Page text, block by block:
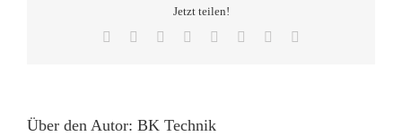
Jetzt teilen!
Facebook Reddit LinkedIn
TumblrPinterest
Über den Autor: BK Technik